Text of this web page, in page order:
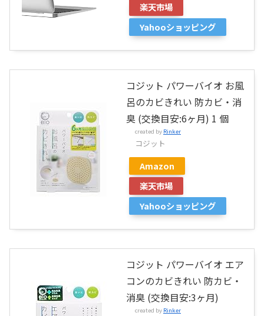
楽天市場
Yahooショッピング
コジット パワーバイオ お風
呂のカビきれい 防カビ・消
臭 (交換目安:6ヶ月) 1 個
created by Rinker
コジット
Amazon
楽天市場
Yahooショッピング
コジット パワーバイオ エア
コンのカビきれい 防カビ・
消臭 (交換目安:3ヶ月)
created by Rinker